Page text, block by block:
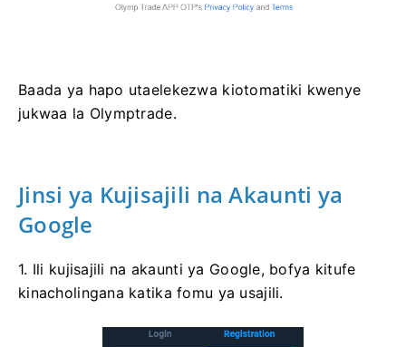
Baada ya hapo utaelekezwa kiotomatiki kwenye
jukwaa la Olymptrade.
Jinsi ya Kujisajili na Akaunti ya
Google
1. Ili kujisajili na akaunti ya Google, bofya kitufe
kinacholingana katika fomu ya usajili.